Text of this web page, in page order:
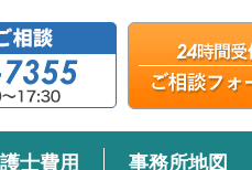
士費用 事務所地図